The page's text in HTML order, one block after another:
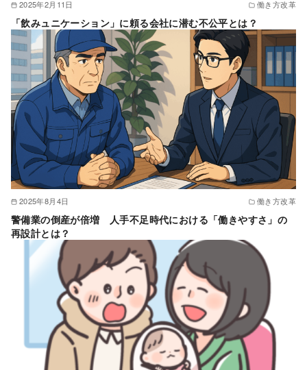
2025年2月11日 働き方改革
「飲みュニケーション」に頼る会社に潜む不公平とは？
2025年8月4日 働き方改革
警備業の倒産が倍増 人手不足時代における「働きやすさ」の
再設計とは？